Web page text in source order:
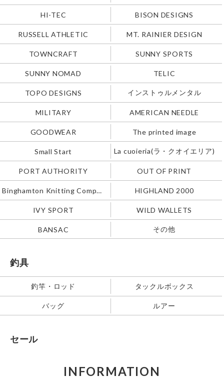
HI-TEC BISON DESIGNS
RUSSELL ATHLETIC MT. RAINIER DESIGN
TOWNCRAFT SUNNY SPORTS
SUNNY NOMAD TELIC
TOPO DESIGNS インストゥルメンタル
MILITARY AMERICAN NEEDLE
GOODWEAR The printed image
Small Start La cuoieria(ラ・クオイエリア)
PORT AUTHORITY OUT OF PRINT
Binghamton Knitting Company HIGHLAND 2000
IVY SPORT WILD WALLETS
BANSAC その他
釣具
釣竿・ロッド タックルボックス
バッグ ルアー
セール
INFORMATION